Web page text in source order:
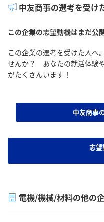
中友商事の選考を受け
この企業の志望動機はまだ公
この企業の選考を受けた人へ
せんか？ あなたの就活体験
がたくさんいます！
中友商事
志
電機/機械/材料の他の